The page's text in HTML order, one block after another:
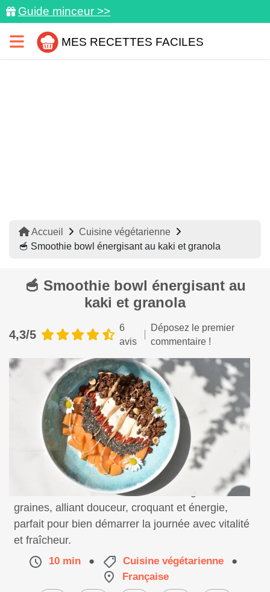
Guide minceur >>
MES RECETTES FACILES
Accueil
Cuisine végétarienne
🥣 Smoothie bowl énergisant au kaki et granola
🥣 Smoothie bowl énergisant au
kaki et granola
4,3/5
6
avis
Déposez le premier
commentaire !
Savourez un smoothie bowl au kaki, granola et
graines, alliant douceur, croquant et énergie,
parfait pour bien démarrer la journée avec vitalité
et fraîcheur.
10 min ● Cuisine végétarienne
●
Française